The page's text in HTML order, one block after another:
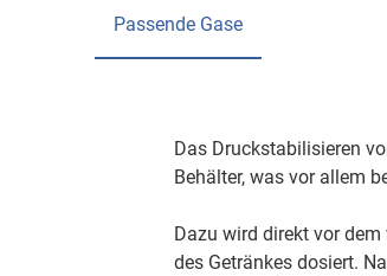
Passende Gase
Das Druckstabilisieren
Behälter, was vor allem
Dazu wird direkt vor
des Getränkes dosiert.